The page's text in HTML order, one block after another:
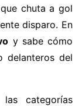
chuta a gol
disparo. En
y sabe cómo
delanteros del
categorías